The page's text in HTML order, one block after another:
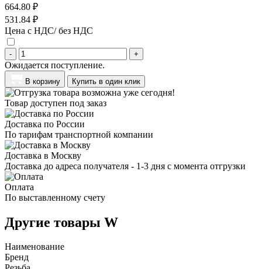
664.80 ₽
531.84 ₽
Цена с НДС/ без НДС
- +
Ожидается поступление.
В корзину Купить в один клик
Товар доступен под заказ
Доставка по России
По тарифам транспортной компании
Доставка в Москву
Доставка до адреса получателя - 1-3 дня с момента отгрузки
Оплата
По выставленному счету
Другие товары W
Наименование
Бренд